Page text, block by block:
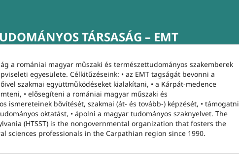
TÁRSASÁG – EMT
a romániai magyar műszaki és természettudományos szakemberek
egyesülete. Célkitűzéseink: • az EMT tagságát bevonni a
szakmai együttműködéseket kialakítani, • a Kárpát-medence
• elősegíteni a romániai magyar műszaki és
ismereteinek bővítését, szakmai (át- és tovább-) képzését, • támogatni
oktatást, • ápolni a magyar tudományos szaknyelvet. The
(HTSST) is the nongovernmental organization that fosters the
sciences professionals in the Carpathian region since 1990.